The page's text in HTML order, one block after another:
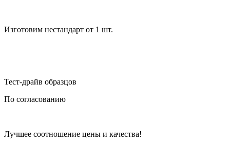
Изготовим нестандарт от 1 шт.
Тест-драйв образцов
По согласованию
Лучшее соотношение цены и качества!